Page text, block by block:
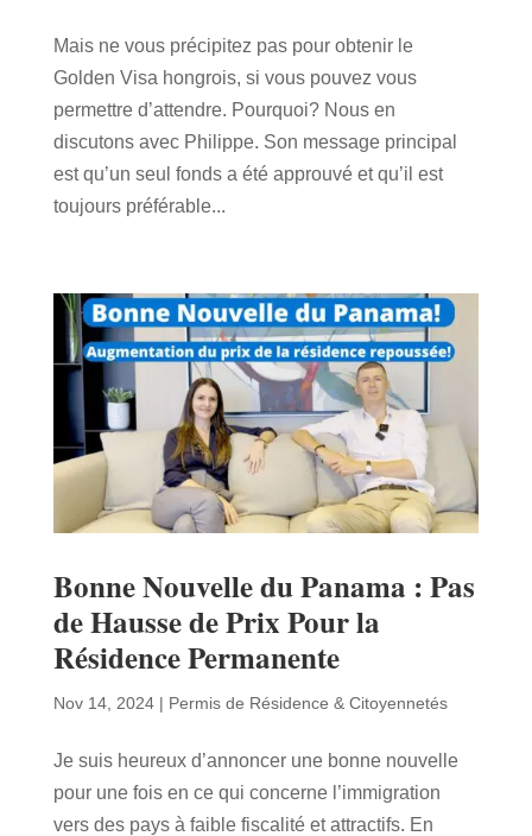
Mais ne vous précipitez pas pour obtenir le
Golden Visa hongrois, si vous pouvez vous
permettre d’attendre. Pourquoi? Nous en
discutons avec Philippe. Son message principal
est qu’un seul fonds a été approuvé et qu’il est
toujours préférable...
Bonne Nouvelle du Panama : Pas
de Hausse de Prix Pour la
Résidence Permanente
Nov 14, 2024| Permis de Résidence & Citoyennetés
Je suis heureux d’annoncer une bonne nouvelle
pour une fois en ce qui concerne l’immigration
vers des pays à faible fiscalité et attractifs. En